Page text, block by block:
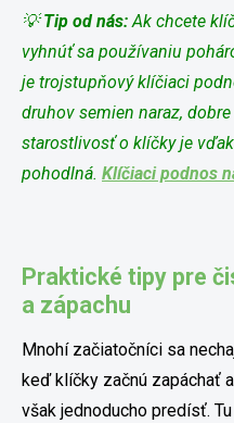
💡Tip od nás:Ak chcete
vyhnúť sa používaniu
je trojstupňový klíčiaci
druhov semien naraz,
starostlivosť o klíčky je
pohodlná. Klíčiaci podnos
Praktické tipy pre
a zápachu
Mnohí začiatočníci sa
keď klíčky začnú zapáchať
však jednoducho predísť.